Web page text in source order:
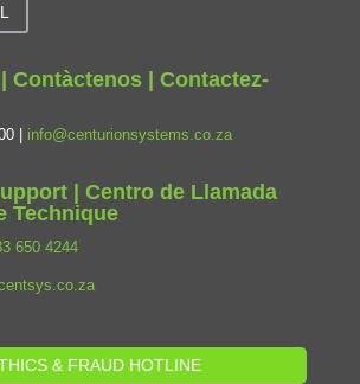
Contàctenos | Contactez-
| info@centurionsystems.co.za
| Centro de Llamada
Technique
650 4244
& FRAUD HOTLINE